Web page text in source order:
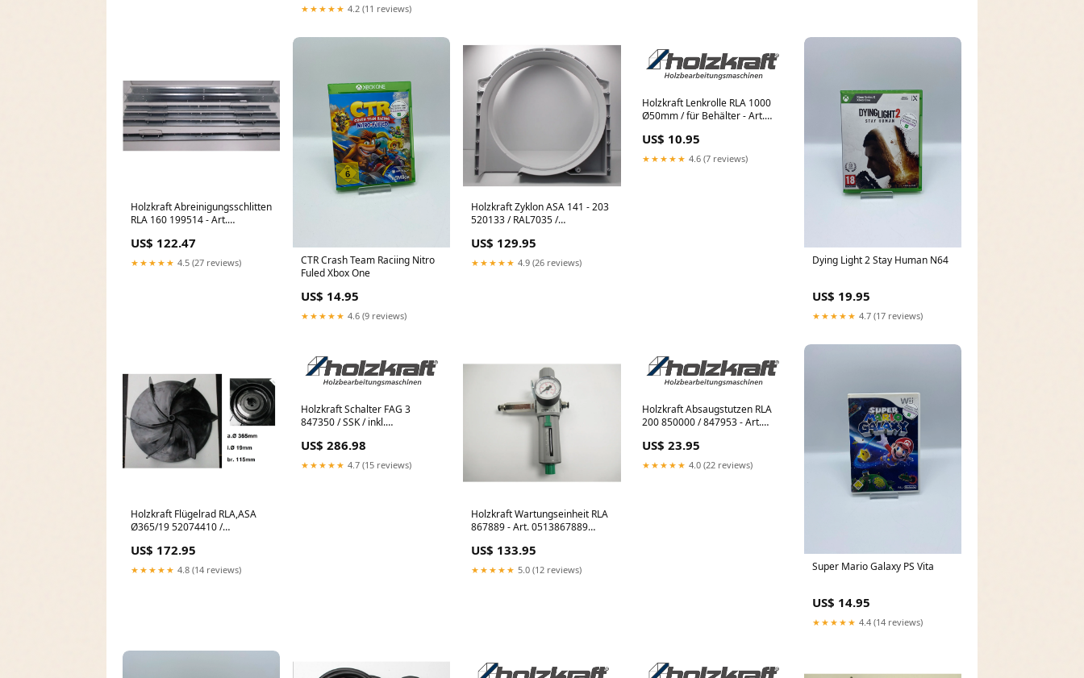
★★★★★ 4.2 (11 reviews)
Holzkraft Abreinigungsschlitten
RLA 160 199514 - Art.
Steuerung SB 500 SM-
0685060512
US$ 122.47
★★★★★ 4.5 (27 reviews)
CTR Crash Team Raciing Nitro
Fuled Xbox One
US$ 14.95
★★★★★ 4.6 (9 reviews)
Holzkraft Zyklon ASA 141 - 203
520133 / RAL7035 /
0513520133 Abholkran
US$ 129.95
★★★★★ 4.9 (26 reviews)
Holzkraft Lenkrolle RLA 1000
Ø50mm / für Behälter - Art.
halbautomatische
US$ 10.95
★★★★★ 4.6 (7 reviews)
Dying Light 2 Stay Human N64
US$ 19.95
★★★★★ 4.7 (17 reviews)
Holzkraft Flügelrad RLA,ASA
Ø365/19 52074410 /
051352074410 OPTIMUM
Halter MF4 SM-033360401106
US$ 172.95
★★★★★ 4.8 (14 reviews)
Holzkraft Schalter FAG 3
847350 / SSK / inkl.
0513847350 OPTIMUM
Scheibe MH 28 V SM-
03338130261
US$ 286.98
★★★★★ 4.7 (15 reviews)
Holzkraft Wartungseinheit RLA
867889 - Art. 0513867889
03338165132
US$ 133.95
★★★★★ 5.0 (12 reviews)
Holzkraft Absaugstutzen RLA
200 850000 / 847953 - Art.
US$ 23.95
★★★★★ 4.0 (22 reviews)
Super Mario Galaxy PS Vita
US$ 14.95
★★★★★ 4.4 (14 reviews)